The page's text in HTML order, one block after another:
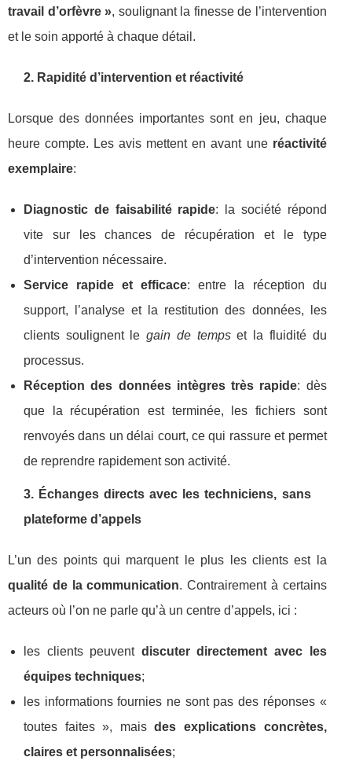
travail d’orfèvre », soulignant la finesse de l’intervention
et le soin apporté à chaque détail.
2. Rapidité d’intervention et réactivité
Lorsque des données importantes sont en jeu, chaque
heure compte. Les avis mettent en avant une réactivité
exemplaire:
Diagnostic de faisabilité rapide: la société répond
vite sur les chances de récupération et le type
d’intervention nécessaire.
Service rapide et efficace: entre la réception du
support, l’analyse et la restitution des données, les
clients soulignent legain de tempset la fluidité du
processus.
Réception des données intègres très rapide: dès
que la récupération est terminée, les fichiers sont
renvoyés dans un délai court, ce qui rassure et permet
de reprendre rapidement son activité.
3. Échanges directs avec les techniciens, sans
plateforme d’appels
L’un des points qui marquent le plus les clients est la
qualité de la communication. Contrairement à certains
acteurs où l’on ne parle qu’à un centre d’appels, ici :
les clients peuvent discuter directement avec les
équipes techniques;
les informations fournies ne sont pas des réponses «
toutes faites », maisdes explications concrètes,
claires et personnalisées;